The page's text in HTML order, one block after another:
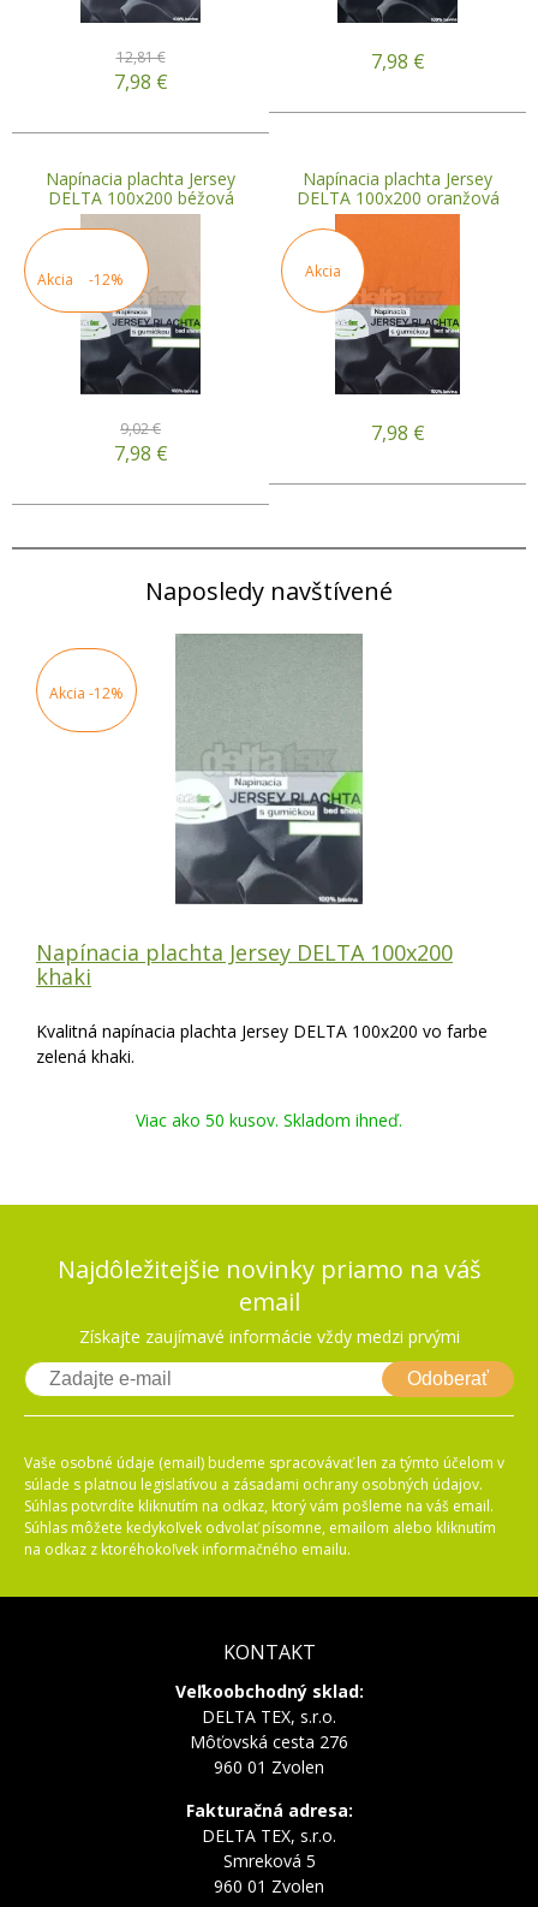
12,81 €
7,98 €
7,98 €
Napínacia plachta Jersey
DELTA 100x200 béžová
Akcia -12%
9,02 €
7,98 €
Napínacia plachta Jersey
DELTA 100x200 oranžová
Akcia
7,98 €
Naposledy navštívené
Akcia -12%
Napínacia plachta Jersey DELTA 100x200
khaki
Kvalitná napínacia plachta Jersey DELTA 100x200 vo farbe
zelená khaki.
Viac ako 50 kusov. Skladom ihneď.
Najdôležitejšie novinky priamo na váš
email
Získajte zaujímavé informácie vždy medzi prvými
Odoberať
Vaše osobné údaje (email) budeme spracovávať len za týmto účelom v
súlade s platnou legislatívou a zásadami ochrany osobných údajov.
Súhlas potvrdíte kliknutím na odkaz, ktorý vám pošleme na váš email.
Súhlas môžete kedykoľvek odvolať písomne, emailom alebo kliknutím
na odkaz z ktoréhokoľvek informačného emailu.
KONTAKT
Veľkoobchodný sklad:
DELTA TEX, s.r.o.
Môťovská cesta 276
960 01 Zvolen
Fakturačná adresa:
DELTA TEX, s.r.o.
Smreková 5
960 01 Zvolen